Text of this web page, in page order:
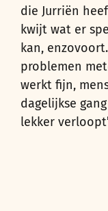
die Jurriën
kwijt wat er
kan,
problemen
werkt fijn,
dagelijkse
lekker